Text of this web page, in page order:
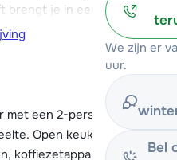
We zijn er
uur.
Bel
brengt je in een paar
en geeft je toegang tot het
liefst 412 km piste.
o.a. een supermarkt,
restaurants en bars, het
2000 (ca. 5 km) kun je
overdekt zwembad.
een 2-persoons
Open keuken met o.a.
koffiezetapparaat en een